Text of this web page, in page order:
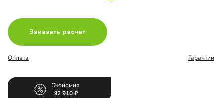
Заказать расчет
Оплата Гарантии
Экономия
92 910